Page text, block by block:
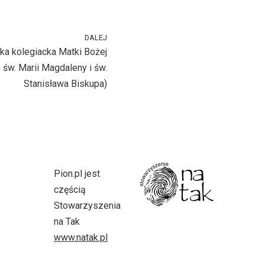
DALEJ
kolegiacka Matki Bożej
Marii Magdaleny i św.
Stanisława Biskupa)
Pion.pl jest
częścią
Stowarzyszenia
na Tak
www.natak.pl